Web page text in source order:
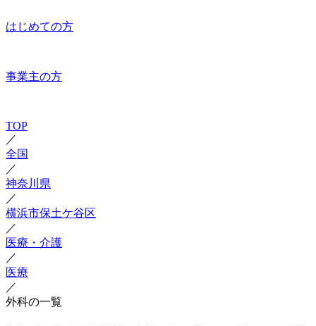
はじめての方
事業主の方
TOP
／
全国
／
神奈川県
／
横浜市保土ケ谷区
／
医療・介護
／
医療
／
外科の一覧